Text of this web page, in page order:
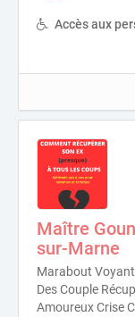
Accès aux
Maître
sur-Marne
Marabout
Des Couple
Amoureux Crise